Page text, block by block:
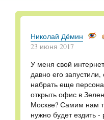
Николай Дёмин
23 июня 2017
У меня свой
давно его
набрать еще
открыть офис в
Москве? Самим нам
нужно будет ездить